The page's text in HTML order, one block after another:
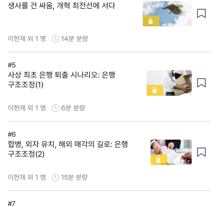
생사를 건 싸움, 개혁 최전선에 서다
이헌재 외 1 명 14분 분량
#5
사상 최초 은행 퇴출 시나리오: 은행
구조조정(1)
이헌재 외 1 명 6분 분량
#6
합병, 외자 유치, 해외 매각의 길로: 은행
구조조정(2)
이헌재 외 1 명 15분 분량
#7